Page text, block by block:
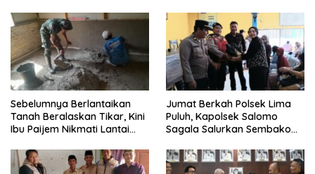
Sebelumnya Berlantaikan
Tanah Beralaskan Tikar, Kini
Ibu Paijem Nikmati Lantai
Satgas TMMD Ke-129 Kodim
0208/Asahan
Jumat Berkah Polsek Lima
Puluh, Kapolsek Salomo
Sagala Salurkan Sembako
Gambus